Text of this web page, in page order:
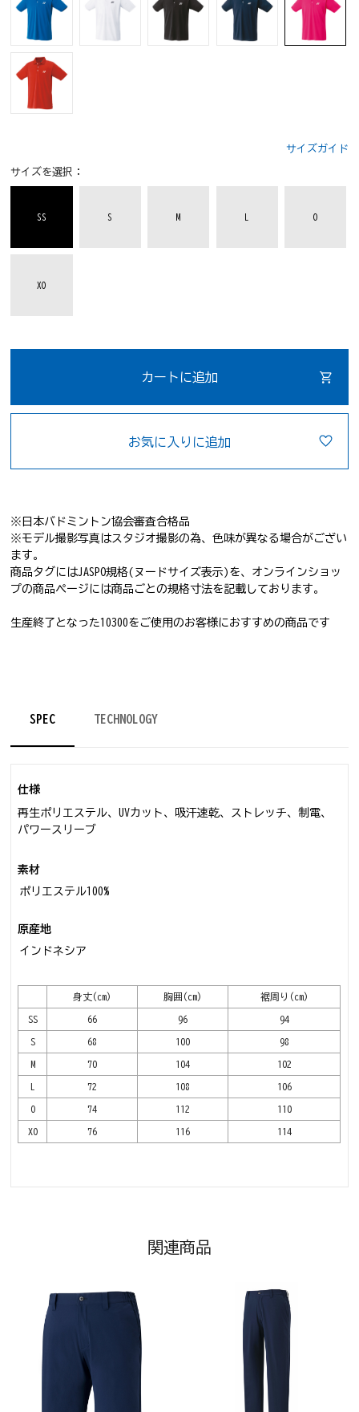
サイズガイド
サイズを選択：
SS S M O
XO
カートに追加
お気に入りに追加
※日本バドミントン協会審査合格品
※モデル撮影写真はスタジオ撮影の為、色味が異なる場合がござい
ます。
商品タグにはJASPO規格(ヌードサイズ表示)を、オンラインショッ
プの商品ページには商品ごとの規格寸法を記載しております。
生産終了となった10300をご使用のお客様におすすめの商品です
SPEC TECHNOLOGY
仕様
再生ポリエステル、UVカット、吸汗速乾、ストレッチ、制電、
パワースリーブ
素材
ポリエステル100%
原産地
インドネシア
身丈(cm) 胸囲(cm) 裾周り(cm)
SS 66 96 94
S 68 100 98
M 70 104 102
72 108 106
O 74 112 110
XO 76 116 114
関連商品